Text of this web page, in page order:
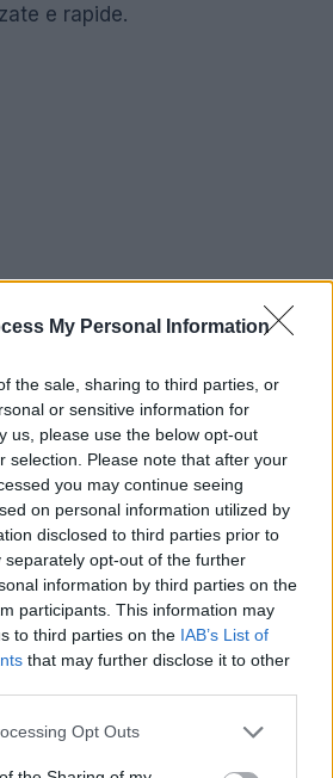
My Personal Information
the sale, sharing to third parties, or
or sensitive information for
us, please use the below opt-out
selection. Please note that after your
you may continue seeing
on personal information utilized by
disclosed to third parties prior to
separately opt-out of the further
information by third parties on the
participants. This information may
to third parties on the IAB’s List of
that may further disclose it to other
app uses one or more Google
Opt Outs
e rapide.
al Green Village Tortolì
sia via telefono che
(Via Matteotti,
e avere i numeri di riferimento
al meglio la tua attività
i suggerimenti sopra, potrai
e concentrarti solo sulla